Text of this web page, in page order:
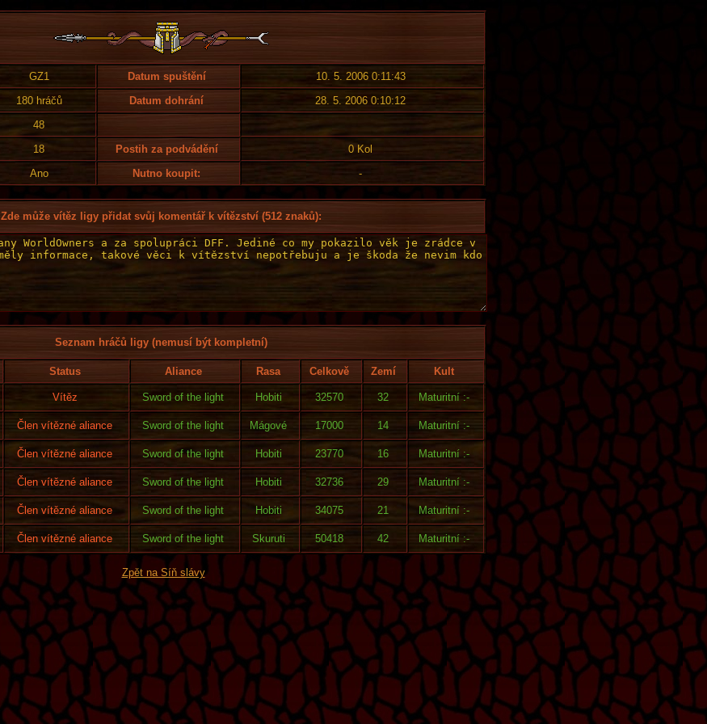
GZ1 Datum spuštění
10. 5. 2006 0:11:43
180 hráčů Datum dohrání
28. 5. 2006 0:10:12
48
18 Postih za podvádění
0 Kol
Ano Nutno koupit: -
Zde může vítěz ligy přidat svůj komentář k vítězství (512 znaků):
Seznam hráčů ligy (nemusí být kompletní)
Status Aliance Rasa Celkově Zemí
Kult
Vítěz Sword of the light Hobiti 32570 32
Maturitní :-
Člen vítězné aliance Sword of the light Mágové 17000 14
Maturitní :-
Člen vítězné aliance Sword of the light Hobiti 23770 16
Maturitní :-
Člen vítězné aliance Sword of the light Hobiti 32736 29
Maturitní :-
Člen vítězné aliance Sword of the light Hobiti 34075 21
Maturitní :-
Člen vítězné aliance Sword of the light Skuruti 50418 42 Maturitní :-
Zpět na Síň slávy